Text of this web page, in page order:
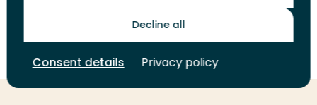
Decline all
Consent details Privacy policy